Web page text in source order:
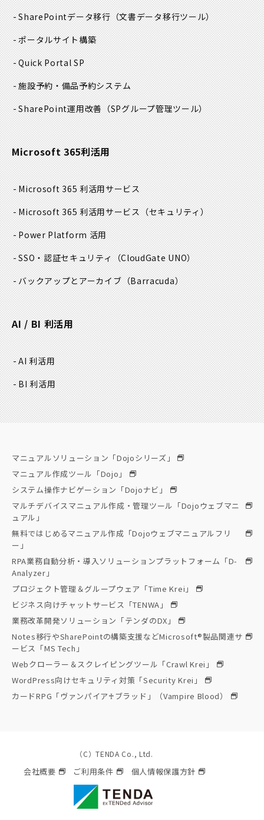
SharePointデータ移行（文書データ移行ツール）
ポータルサイト構築
Quick Portal SP
施設予約・備品予約システム
SharePoint運用改善（SPグループ管理ツール）
Microsoft 365利活用
Microsoft 365 利活用サービス
Microsoft 365 利活用サービス（セキュリティ）
Power Platform 活用
SSO・認証セキュリティ（CloudGate UNO）
バックアップとアーカイブ（Barracuda）
AI / BI 利活用
AI 利活用
BI 利活用
マニュアルソリューション「Dojoシリーズ」
マニュアル作成ツール「Dojo」
システム操作ナビゲーション「Dojoナビ」
マルチデバイスマニュアル作成・管理ツール「Dojoウェブマニ
ュアル」
無料ではじめるマニュアル作成「Dojoウェブマニュアルフリ
ー」
RPA業務自動分析・導入ソリューションプラットフォーム「D-
Analyzer」
プロジェクト管理＆グループウェア「Time Krei」
ビジネス向けチャットサービス「TENWA」
業務改革開発ソリューション「テンダのDX」
Notes移行やSharePointの構築支援などMicrosoft®製品関連サ
ービス「MS Tech」
Webクローラー＆スクレイピングツール「Crawl Krei」
WordPress向けセキュリティ対策「Security Krei」
カードRPG「ヴァンパイア♰ブラッド」（Vampire Blood）
（C）TENDA Co., Ltd.
会社概要 ご利用条件 個人情報保護方針